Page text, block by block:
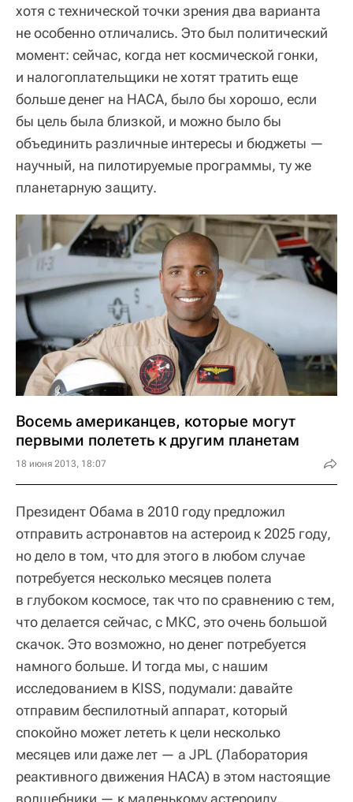
хотя с технической точки зрения два варианта
не особенно отличались. Это был политический
момент: сейчас, когда нет космической гонки,
и налогоплательщики не хотят тратить еще
больше денег на НАСА, было бы хорошо, если
бы цель была близкой, и можно было бы
объединить различные интересы и бюджеты —
научный, на пилотируемые программы, ту же
планетарную защиту.
Восемь американцев, которые могут
первыми полететь к другим планетам
18 июня 2013, 18:07
Президент Обама в 2010 году предложил
отправить астронавтов на астероид к 2025 году,
но дело в том, что для этого в любом случае
потребуется несколько месяцев полета
в глубоком космосе, так что по сравнению с тем,
что делается сейчас, с МКС, это очень большой
скачок. Это возможно, но денег потребуется
намного больше. И тогда мы, с нашим
исследованием в KISS, подумали: давайте
отправим беспилотный аппарат, который
спокойно может лететь к цели несколько
месяцев или даже лет — а JPL (Лаборатория
реактивного движения НАСА) в этом настоящие
волшебники — к маленькому астероиду.